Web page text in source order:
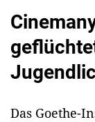
Das Goethe-